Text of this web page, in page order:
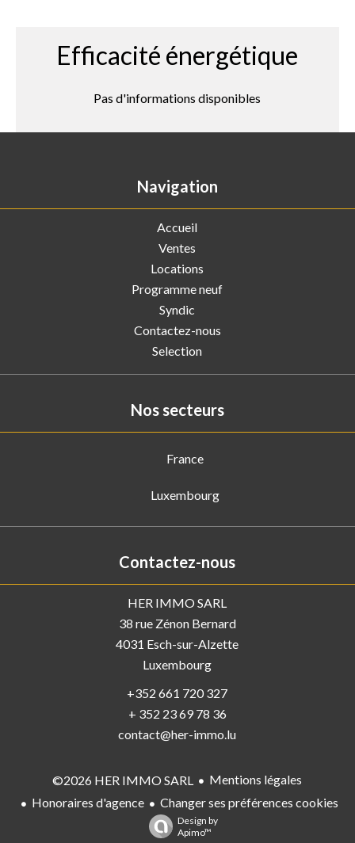
Efficacité énergétique
Pas d'informations disponibles
Navigation
Accueil
Ventes
Locations
Programme neuf
Syndic
Contactez-nous
Selection
Nos secteurs
France
Luxembourg
Contactez-nous
HER IMMO SARL
38 rue Zénon Bernard
4031 Esch-sur-Alzette
Luxembourg
+352 661 720 327
+ 352 23 69 78 36
contact@her-immo.lu
©2026 HER IMMO SARL
Mentions légales
Honoraires d'agence
Changer ses préférences cookies
Design by
Apimo™